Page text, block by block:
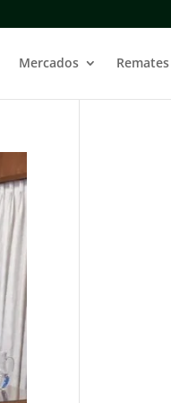
Mercados Remates